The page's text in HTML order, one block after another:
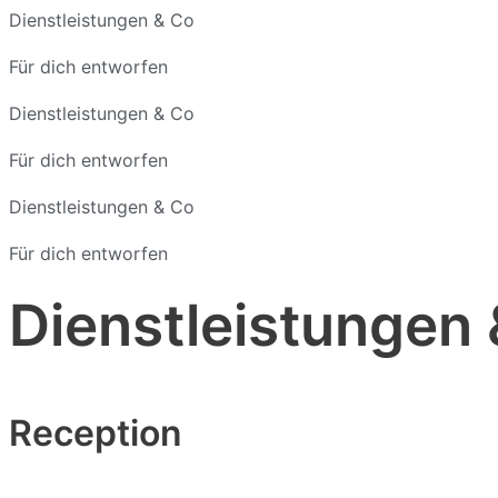
Dienstleistungen & Co
Für dich entworfen
Dienstleistungen & Co
Für dich entworfen
Dienstleistungen & Co
Für dich entworfen
Dienstleistungen
Reception